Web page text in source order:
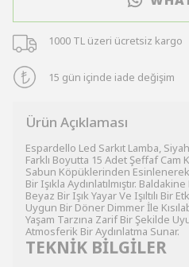
1000 TL üzeri ücretsiz kargo
15 gün içinde iade değişim
Ürün Açıklaması
Espardello Led Sarkıt Lamba,
Farklı Boyutta 15 Adet Şeffaf Cam
Sabun Köpüklerinden
Bir Işıkla Aydınlatılmıştır.
Beyaz Bir Işık Yayar Ve Işıltılı Bir
Uygun Bir Döner Dimmer İle
Yaşam Tarzına Zarif Bir Şekilde
Atmosferik Bir Aydınlatma Sunar.
TEKNİK BİLGİLER